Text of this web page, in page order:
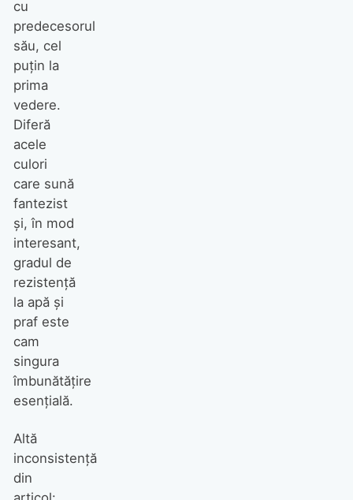
cu
predecesorul
său, cel
puțin la
prima
vedere.
Diferă
acele
culori
care sună
fantezist
și, în mod
interesant,
gradul de
rezistență
la apă și
praf este
cam
singura
îmbunătățire
esențială.
Altă
inconsistență
din